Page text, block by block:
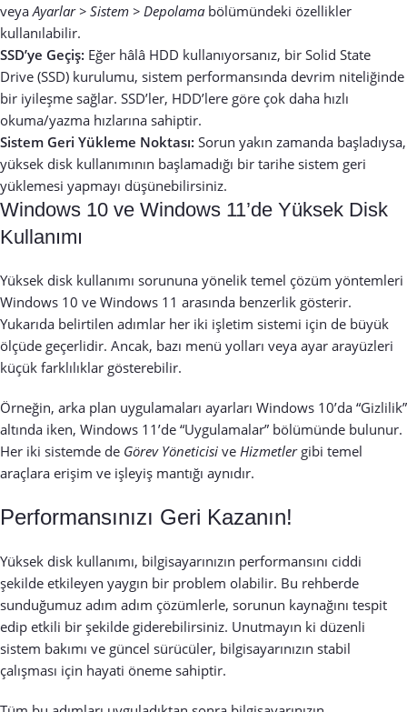
veya Ayarlar > Sistem > Depolama bölümündeki özellikler
kullanılabilir.
SSD’ye Geçiş: Eğer hâlâ HDD kullanıyorsanız, bir Solid State
Drive (SSD) kurulumu, sistem performansında devrim niteliğinde
bir iyileşme sağlar. SSD’ler, HDD’lere göre çok daha hızlı
okuma/yazma hızlarına sahiptir.
Sistem Geri Yükleme Noktası: Sorun yakın zamanda başladıysa,
yüksek disk kullanımının başlamadığı bir tarihe sistem geri
yüklemesi yapmayı düşünebilirsiniz.
Windows 10 ve Windows 11’de Yüksek Disk
Kullanımı
Yüksek disk kullanımı sorununa yönelik temel çözüm yöntemleri
Windows 10 ve Windows 11 arasında benzerlik gösterir.
Yukarıda belirtilen adımlar her iki işletim sistemi için de büyük
ölçüde geçerlidir. Ancak, bazı menü yolları veya ayar arayüzleri
küçük farklılıklar gösterebilir.
Örneğin, arka plan uygulamaları ayarları Windows 10’da “Gizlilik”
altında iken, Windows 11’de “Uygulamalar” bölümünde bulunur.
Her iki sistemde de Görev Yöneticisi ve Hizmetlergibi temel
araçlara erişim ve işleyiş mantığı aynıdır.
Performansınızı Geri Kazanın!
Yüksek disk kullanımı, bilgisayarınızın performansını ciddi
şekilde etkileyen yaygın bir problem olabilir. Bu rehberde
sunduğumuz adım adım çözümlerle, sorunun kaynağını tespit
edip etkili bir şekilde giderebilirsiniz. Unutmayın ki düzenli
sistem bakımı ve güncel sürücüler, bilgisayarınızın stabil
çalışması için hayati öneme sahiptir.